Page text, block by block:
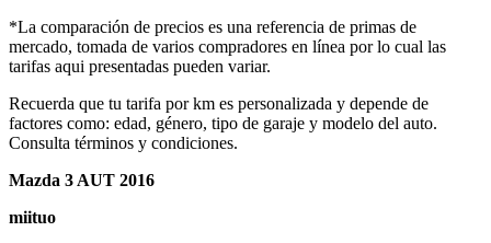
*La comparación de precios es una referencia de primas de
mercado, tomada de varios compradores en línea por lo cual las
tarifas aqui presentadas pueden variar.
Recuerda que tu tarifa por km es personalizada y depende de
factores como: edad, género, tipo de garaje y modelo del auto.
Consulta términos y condiciones.
Mazda 3 AUT 2016
miituo